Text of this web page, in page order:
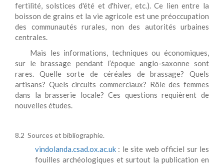
fertilité, solstices d'été et d'hiver, etc.). Ce lien entre la
boisson de grains et la vie agricole est une préoccupation
des communautés rurales, non des autorités urbaines
centrales.
Mais les informations, techniques ou économiques,
sur le brassage pendant l’époque anglo-saxonne sont
rares. Quelle sorte de céréales de brassage? Quels
artisans? Quels circuits commerciaux? Rôle des femmes
dans la brasserie locale? Ces questions requièrent de
nouvelles études.
8.2 Sources et bibliographie.
vindolanda.csad.ox.ac.uk : le site web officiel sur les
fouilles archéologiques et surtout la publication en